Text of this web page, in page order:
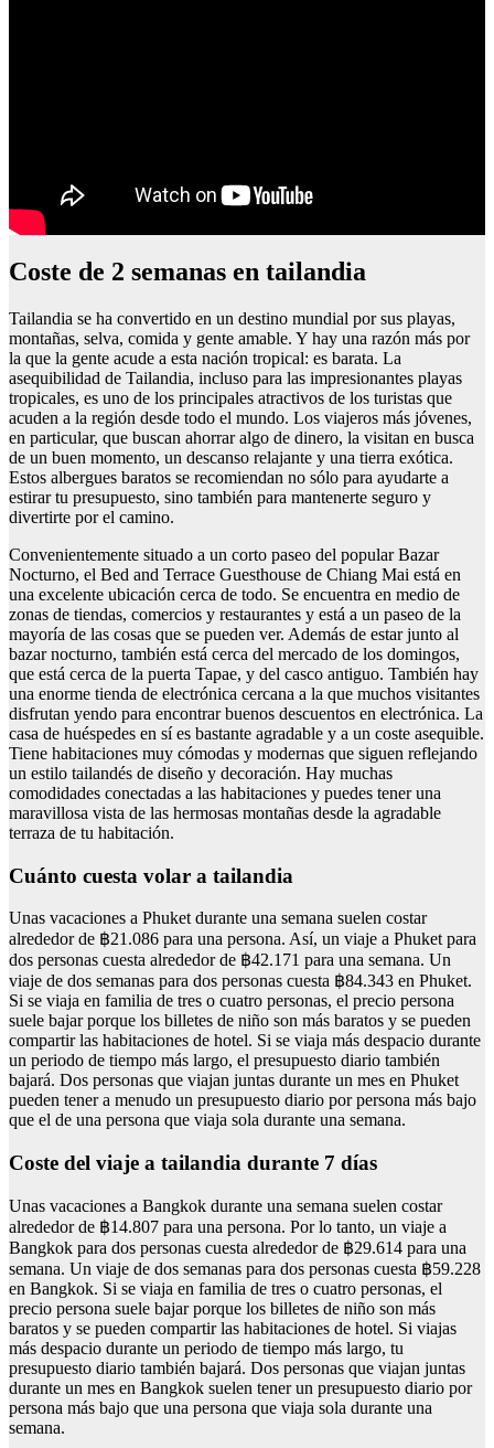
Coste de 2 semanas en tailandia
Tailandia se ha convertido en un destino mundial por sus playas,
montañas, selva, comida y gente amable. Y hay una razón más por
la que la gente acude a esta nación tropical: es barata. La
asequibilidad de Tailandia, incluso para las impresionantes playas
tropicales, es uno de los principales atractivos de los turistas que
acuden a la región desde todo el mundo. Los viajeros más jóvenes,
en particular, que buscan ahorrar algo de dinero, la visitan en busca
de un buen momento, un descanso relajante y una tierra exótica.
Estos albergues baratos se recomiendan no sólo para ayudarte a
estirar tu presupuesto, sino también para mantenerte seguro y
divertirte por el camino.
Convenientemente situado a un corto paseo del popular Bazar
Nocturno, el Bed and Terrace Guesthouse de Chiang Mai está en
una excelente ubicación cerca de todo. Se encuentra en medio de
zonas de tiendas, comercios y restaurantes y está a un paseo de la
mayoría de las cosas que se pueden ver. Además de estar junto al
bazar nocturno, también está cerca del mercado de los domingos,
que está cerca de la puerta Tapae, y del casco antiguo. También hay
una enorme tienda de electrónica cercana a la que muchos visitantes
disfrutan yendo para encontrar buenos descuentos en electrónica. La
casa de huéspedes en sí es bastante agradable y a un coste asequible.
Tiene habitaciones muy cómodas y modernas que siguen reflejando
un estilo tailandés de diseño y decoración. Hay muchas
comodidades conectadas a las habitaciones y puedes tener una
maravillosa vista de las hermosas montañas desde la agradable
terraza de tu habitación.
Cuánto cuesta volar a tailandia
Unas vacaciones a Phuket durante una semana suelen costar
alrededor de ฿21.086 para una persona. Así, un viaje a Phuket para
dos personas cuesta alrededor de ฿42.171 para una semana. Un
viaje de dos semanas para dos personas cuesta ฿84.343 en Phuket.
Si se viaja en familia de tres o cuatro personas, el precio persona
suele bajar porque los billetes de niño son más baratos y se pueden
compartir las habitaciones de hotel. Si se viaja más despacio durante
un periodo de tiempo más largo, el presupuesto diario también
bajará. Dos personas que viajan juntas durante un mes en Phuket
pueden tener a menudo un presupuesto diario por persona más bajo
que el de una persona que viaja sola durante una semana.
Coste del viaje a tailandia durante 7 días
Unas vacaciones a Bangkok durante una semana suelen costar
alrededor de ฿14.807 para una persona. Por lo tanto, un viaje a
Bangkok para dos personas cuesta alrededor de ฿29.614 para una
semana. Un viaje de dos semanas para dos personas cuesta ฿59.228
en Bangkok. Si se viaja en familia de tres o cuatro personas, el
precio persona suele bajar porque los billetes de niño son más
baratos y se pueden compartir las habitaciones de hotel. Si viajas
más despacio durante un periodo de tiempo más largo, tu
presupuesto diario también bajará. Dos personas que viajan juntas
durante un mes en Bangkok suelen tener un presupuesto diario por
persona más bajo que una persona que viaja sola durante una
semana.